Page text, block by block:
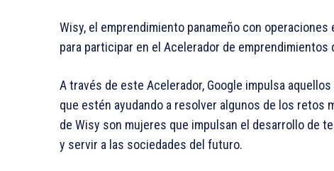
Wisy, el emprendimiento panameño con
para participar en el Acelerador de emprendimientos
A través de este Acelerador, Google impulsa
que estén ayudando a resolver algunos de los retos
de Wisy son mujeres que impulsan el desarrollo de
y servir a las sociedades del futuro.